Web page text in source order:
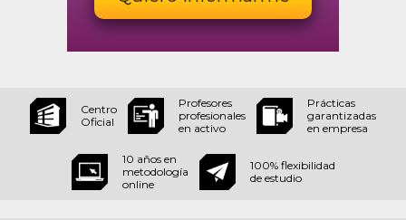
Centro
Oficial
Profesores
profesionales
en activo
Prácticas
garantizadas
en empresa
10 años en
metodología
online
100% flexibilidad
de estudio